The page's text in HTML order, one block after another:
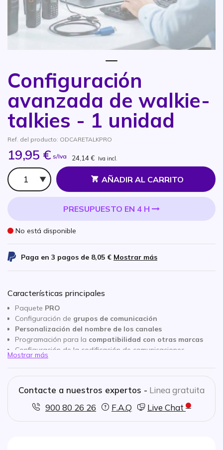
Configuración
avanzada de walkie-
talkies - 1 unidad
Ref. del producto: ODCARETALKPRO
19,95 € s/Iva 24,14 € Iva incl.
Cantidad
AÑADIR AL CARRITO
PRESUPUESTO EN 4 H
No está disponible
Paga en 3 pagos de 8,05 € Mostrar más
Características principales
Paquete PRO
Configuración de grupos de comunicación
Personalización del nombre de los canales
Programación para la compatibilidad con otras marcas
Configuración de la codificación de comunicaciones
Otras configuraciones (
Precio válido para 1 walkie-talkie
Mostrar más
Contacte a nuestros expertos - Linea gratuita
900 80 26 26
F.A.Q Live Chat
Saltar al comienzo de la galería de imágenes